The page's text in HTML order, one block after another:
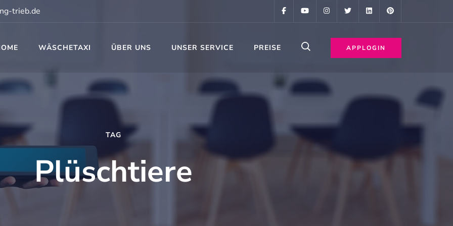
trieb.de
WÄSCHETAXI ÜBER UNS UNSER SERVICE PREISE APPLOGIN
TAG
Plüschtiere